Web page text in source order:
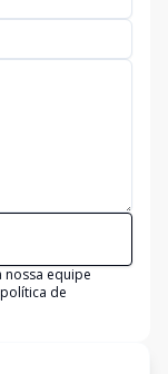
nossa equipe
política de